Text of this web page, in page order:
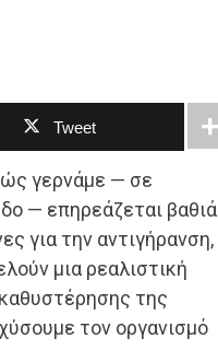
Tweet
γερνάμε — σε
— επηρεάζεται βαθιά
για την αντιγήρανση,
μια ρεαλιστική
της
τον οργανισμό